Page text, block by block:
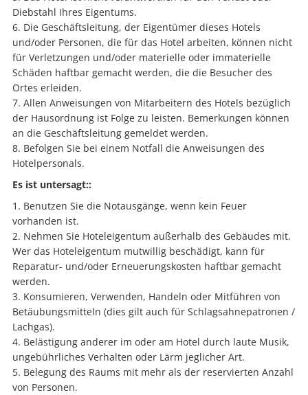
Diebstahl Ihres Eigentums.
Die Geschäftsleitung, der Eigentümer dieses Hotels
und/oder Personen, die für das Hotel arbeiten, können nicht
für Verletzungen und/oder materielle oder immaterielle
Schäden haftbar gemacht werden, die die Besucher des
Ortes erleiden.
Allen Anweisungen von Mitarbeitern des Hotels bezüglich
der Hausordnung ist Folge zu leisten. Bemerkungen können
an die Geschäftsleitung gemeldet werden.
Befolgen Sie bei einem Notfall die Anweisungen des
Hotelpersonals.
Es ist untersagt::
Benutzen Sie die Notausgänge, wenn kein Feuer
vorhanden ist.
Nehmen Sie Hoteleigentum außerhalb des Gebäudes mit.
Wer das Hoteleigentum mutwillig beschädigt, kann für
Reparatur- und/oder Erneuerungskosten haftbar gemacht
werden.
Konsumieren, Verwenden, Handeln oder Mitführen von
Betäubungsmitteln (dies gilt auch für Schlagsahnepatronen /
Lachgas).
Belästigung anderer im oder am Hotel durch laute Musik,
ungebührliches Verhalten oder Lärm jeglicher Art.
Belegung des Raums mit mehr als der reservierten Anzahl
von Personen.